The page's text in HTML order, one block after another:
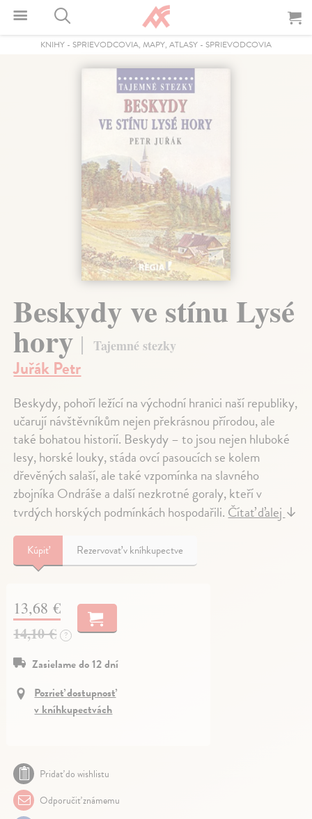
KNIHY - SPRIEVODCOVIA, MAPY, ATLASY - SPRIEVODCOVIA
Beskydy ve stínu Lysé
hory Tajemné stezky
Juřák Petr
Beskydy, pohoří ležící na východní hranici naší republiky,
učarují návštěvníkům nejen překrásnou přírodou, ale
také bohatou historií. Beskydy – to jsou nejen hluboké
lesy, horské louky, stáda ovcí pasoucích se kolem
dřevěných salaší, ale také vzpomínka na slavného
zbojníka Ondráše a další nezkrotné goraly, kteří v
tvrdých horských podmínkách hospodařili.Čítať ďalej↓
Kúpiť Rezervovať v kníhkupectve
13,68 €
14,10 € ?
Zasielame do 12 dní
Pozrieť dostupnosť
v kníhkupectvách
Pridať do wishlistu
Odporučiť známemu